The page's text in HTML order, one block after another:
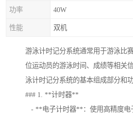
功率 40W
性能 双机
游泳计时记分系统通常用于游泳比
位运动员的游泳时间、成绩等相关
泳计时记分系统的基本组成部分和功
### 1. **计时器**
- **电子计时器**：使用高精度电